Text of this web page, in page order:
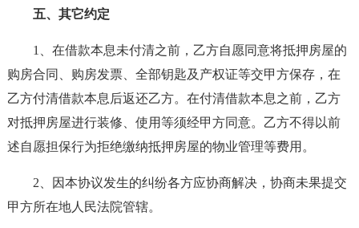
五、其它约定
1、在借款本息未付清之前，乙方自愿同意将抵押房屋的
购房合同、购房发票、全部钥匙及产权证等交甲方保存，在
乙方付清借款本息后返还乙方。在付清借款本息之前，乙方
对抵押房屋进行装修、使用等须经甲方同意。乙方不得以前
述自愿担保行为拒绝缴纳抵押房屋的物业管理等费用。
2、因本协议发生的纠纷各方应协商解决，协商未果提交
甲方所在地人民法院管辖。